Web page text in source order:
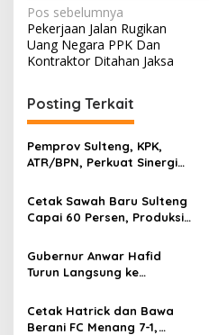
N
a
v
i
g
a
s
i
p
s
Pos sebelumnya
Pekerjaan Jalan Rugikan
Uang Negara PPK Dan
Kontraktor Ditahan Jaksa
Posting Terkait
Pemprov Sulteng, KPK,
ATR/BPN, Perkuat Sinergi
Pertanahan
Cetak Sawah Baru Sulteng
Capai 60 Persen, Produksi
Hingga 61.080 Ton
Gubernur Anwar Hafid
Turun Langsung ke
Penyelesaian Permukiman
Warga Menjadi Prioritas
Cetak Hatrick dan Bawa
Berani FC Menang 7-1,